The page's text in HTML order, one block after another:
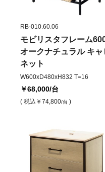
RB-010.60.06
モビリスタフレーム
オークナチュラル キャ
ネット
W600xD480xH832 T=16
￥68,000/台
( 税込 ￥74,800/台 )